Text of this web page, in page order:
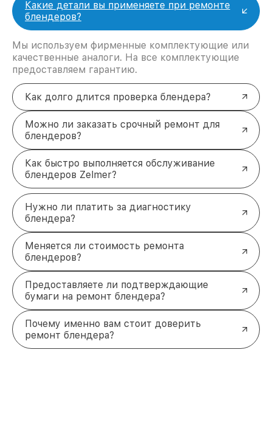
электрической сети.
Ремонт системы регулировки скоростей
Восстановление стабильности и точности
работы устройства на всех режимах.
Заключение и контактная
информация
Для восстановления работоспособности блендера
Zelmer в Новосибирске воспользуйтесь
профессиональными услугами нашего сервиса.
Звоните по телефону +7 (383) 202-18-57 или
приходите по адресу ул. Фрунзе, 238, корп. 4 для
консультации и оперативного ремонта. Мы
обеспечим высокое качество обслуживания и
долгий срок службы вашей техники.
Какие детали вы применяете при ремонте
блендеров?
Мы используем фирменные комплектующие или
качественные аналоги. На все комплектующие
предоставляем гарантию.
Как долго длится проверка блендера?
Можно ли заказать срочный ремонт для
блендеров?
Как быстро выполняется обслуживание
блендеров Zelmer?
Нужно ли платить за диагностику
блендера?
Меняется ли стоимость ремонта
блендеров?
Предоставляете ли подтверждающие
бумаги на ремонт блендера?
Почему именно вам стоит доверить
ремонт блендера?